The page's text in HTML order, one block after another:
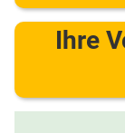
Ihre